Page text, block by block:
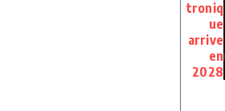
troniq
ue
arrive
en
2028